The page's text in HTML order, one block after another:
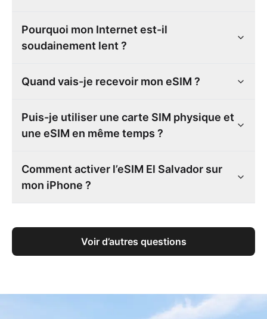
Pourquoi mon Internet est-il
soudainement lent ?
Quand vais-je recevoir mon eSIM ?
Puis-je utiliser une carte SIM physique et
une eSIM en même temps ?
Comment activer l’eSIM El Salvador sur
mon iPhone ?
Voir d’autres questions